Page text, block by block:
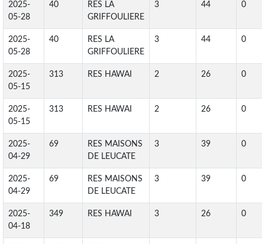
2025-
05-28
40
RES LA
GRIFFOULIERE
3 44 0
2025-
05-28
40
RES LA
GRIFFOULIERE
3 44 0
2025-
05-15
313 RES HAWAI 2 26 0
2025-
05-15
313 RES HAWAI 2 26 0
2025-
04-29
69
RES MAISONS
DE LEUCATE
3 39 0
2025-
04-29
69
RES MAISONS
DE LEUCATE
3 39 0
2025-
04-18
349 RES HAWAI 3 26 0